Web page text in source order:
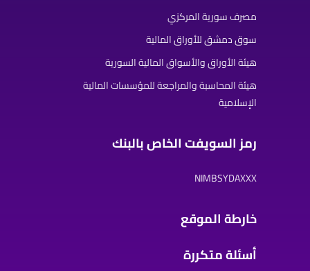
مصرف سورية المركزي
سوق دمشق للأوراق المالية
هيئة الأوراق والأسواق المالية السورية
هيئة المحاسبة والمراجعة للمؤسسات المالية
الإسلامية
رمز السويفت الخاص بالبنك
NIMBSYDAXXX
خارطة الموقع
أسئلة متكررة